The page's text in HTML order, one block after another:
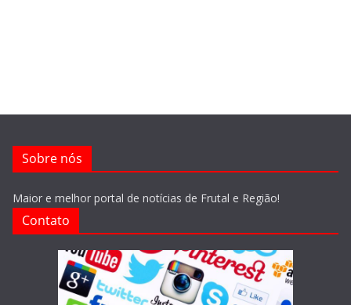
Sobre nós
Maior e melhor portal de notícias de Frutal e Região!
Contato